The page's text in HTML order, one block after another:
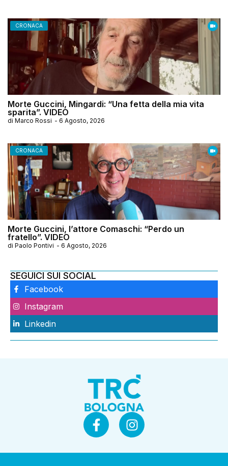
CRONACA
Morte Guccini, Mingardi: “Una fetta della mia vita
sparita”. VIDEO
di Marco Rossi - 6 Agosto, 2026
CRONACA
Morte Guccini, l’attore Comaschi: “Perdo un
fratello”. VIDEO
di Paolo Pontivi - 6 Agosto, 2026
SEGUICI SUI SOCIAL
Facebook
Instagram
Linkedin